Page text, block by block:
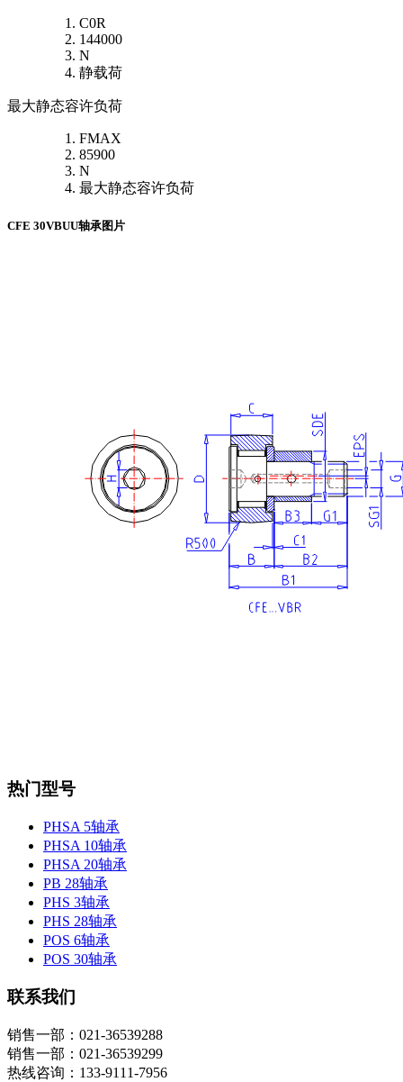
C0R
144000
N
静载荷
最大静态容许负荷
FMAX
85900
N
最大静态容许负荷
CFE 30VBUU轴承图片
热门型号
PHSA 5轴承
PHSA 10轴承
PHSA 20轴承
PB 28轴承
PHS 3轴承
PHS 28轴承
POS 6轴承
POS 30轴承
联系我们
销售一部：021-36539288
销售一部：021-36539299
热线咨询：133-9111-7956